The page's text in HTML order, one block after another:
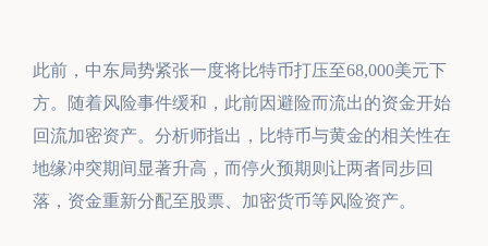
此前，中东局势紧张一度将比特币打压至68,000美元下
方。随着风险事件缓和，此前因避险而流出的资金开始
回流加密资产。分析师指出，比特币与黄金的相关性在
地缘冲突期间显著升高，而停火预期则让两者同步回
落，资金重新分配至股票、加密货币等风险资产。